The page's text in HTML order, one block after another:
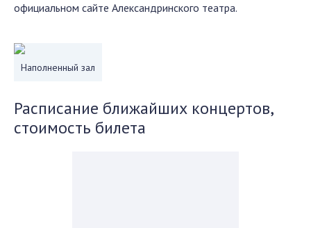
официальном сайте Александринского театра.
Наполненный зал
Расписание ближайших концертов,
стоимость билета